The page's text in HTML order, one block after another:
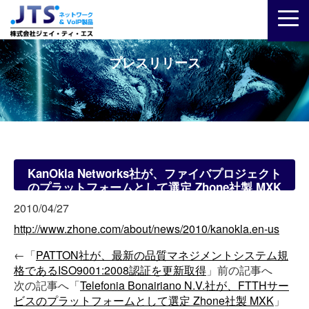
プレスリリース
KanOkla Networks社が、ファイバプロジェクト
のプラットフォームとして選定 Zhone社製 MXK
2010/04/27
http://www.zhone.com/about/news/2010/kanokla.en-us
←「PATTON社が、最新の品質マネジメントシステム規
格であるISO9001:2008認証を更新取得 」前の記事へ
次の記事へ「Telefonia Bonairiano N.V.社が、FTTHサー
ビスのプラットフォームとして選定 Zhone社製 MXK 」